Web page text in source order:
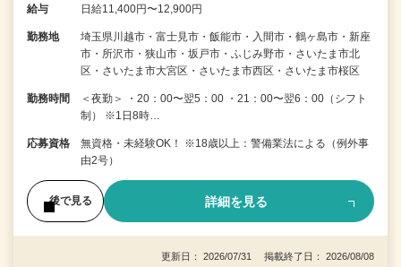
給与 日給11,400円〜12,900円
勤務地
埼玉県川越市・富士見市・飯能市・入間市・鶴ヶ島市・新座
市・所沢市・狭山市・坂戸市・ふじみ野市・さいたま市北
区・さいたま市大宮区・さいたま市西区・さいたま市桜区
勤務時間
＜夜勤＞ ・20：00〜翌5：00 ・21：00〜翌6：00（シフト
制） ※1日8時…
応募資格
無資格・未経験OK！ ※18歳以上：警備業法による（例外事
由2号）
後で見る 詳細を見る
更新日： 2026/07/31 掲載終了日： 2026/08/08